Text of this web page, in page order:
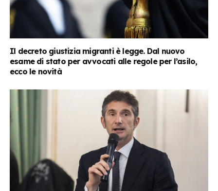
Il decreto giustizia migranti è legge. Dal nuovo
esame di stato per avvocati alle regole per l’asilo,
ecco le novità